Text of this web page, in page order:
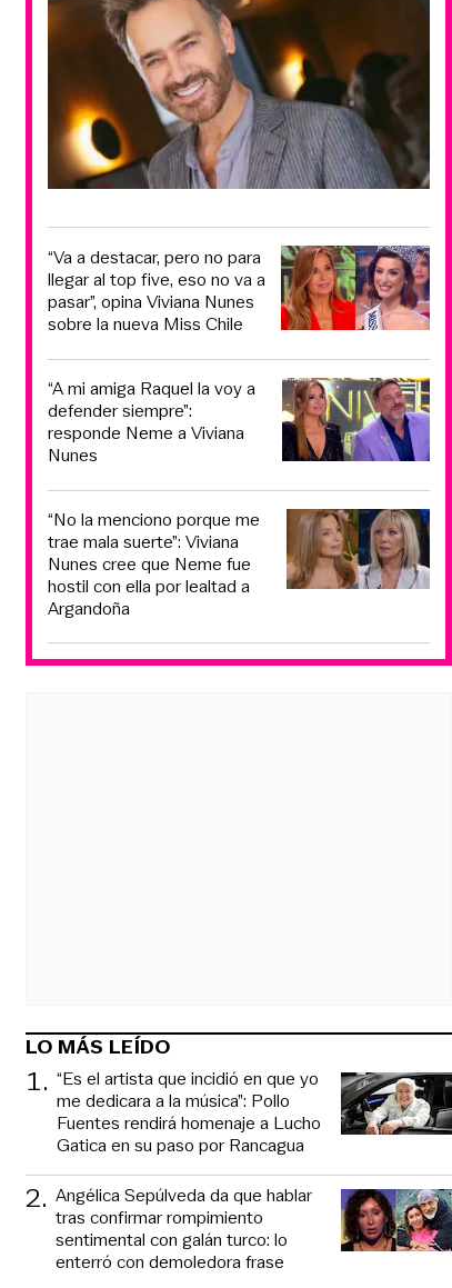
“Va a destacar, pero no para
llegar al top five, eso no va a
pasar”, opina Viviana Nunes
sobre la nueva Miss Chile
“A mi amiga Raquel la voy a
defender siempre”:
responde Neme a Viviana
Nunes
“No la menciono porque me
trae mala suerte”: Viviana
Nunes cree que Neme fue
hostil con ella por lealtad a
Argandoña
LO MÁS LEÍDO
1. “Es el artista que incidió en que yo
me dedicara a la música”: Pollo
Fuentes rendirá homenaje a Lucho
Gatica en su paso por Rancagua
2. Angélica Sepúlveda da que hablar
tras confirmar rompimiento
sentimental con galán turco: lo
enterró con demoledora frase